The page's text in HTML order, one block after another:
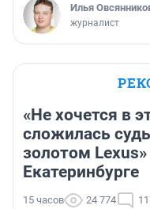
Илья
журналист
«Не хочется в
сложилась
золотом
Екатеринбурге
15 часов 24 774